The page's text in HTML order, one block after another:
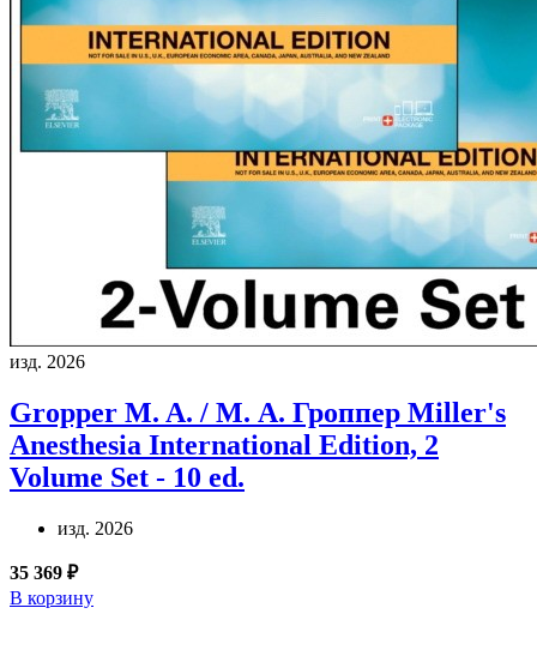
изд. 2026
Gropper M. A. / М. А. Гроппер Miller's
Anesthesia International Edition, 2
Volume Set - 10 ed.
изд. 2026
35 369 ₽
В корзину